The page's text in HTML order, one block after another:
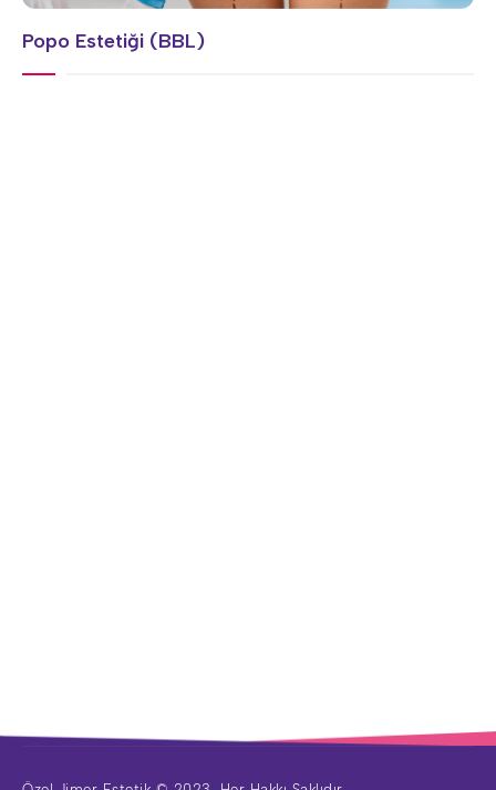
Popo Estetiği (BBL)